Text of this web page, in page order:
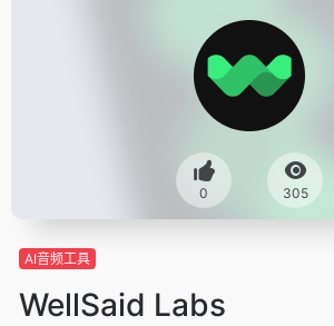
0 305
AI音频工具
WellSaid Labs